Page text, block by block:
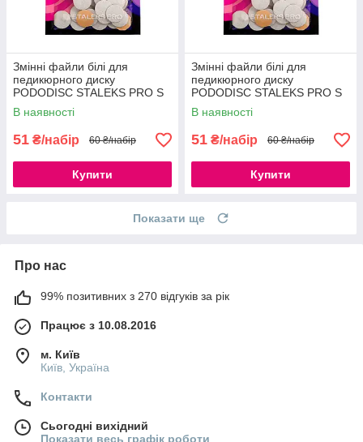
Змінні файли білі для
педикюрного диску
PODODISC STALEKS PRO S
180 грит (50шт.)
В наявності
51 ₴/набір 60 ₴/набір
Купити
Змінні файли білі для
педикюрного диску
PODODISC STALEKS PRO S
240 грит (50шт.)
В наявності
51 ₴/набір 60 ₴/набір
Купити
Показати ще
Про нас
99% позитивних з 270 відгуків за рік
Працює з 10.08.2016
м. Київ
Київ, Україна
Контакти
Сьогодні вихідний
Показати весь графік роботи